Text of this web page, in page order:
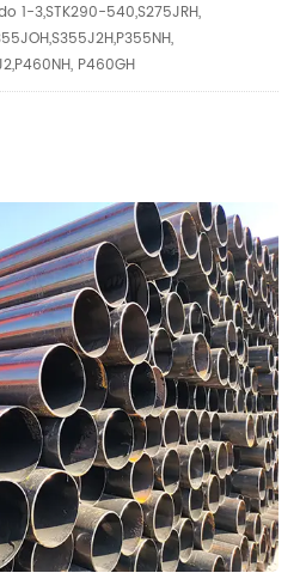
1-3,STK290-540,S275JRH,
P460GH